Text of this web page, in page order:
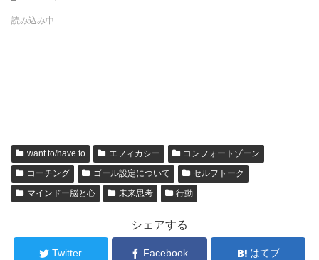
読み込み中…
want to/have to エフィカシー
コンフォートゾーン
コーチング
ゴール設定について
セルフトーク
マインドー脳と心
未来思考 行動
シェアする
Twitter Facebook はてブ